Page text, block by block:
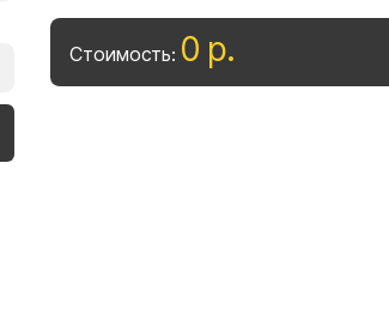
Стоимость: 0 р.